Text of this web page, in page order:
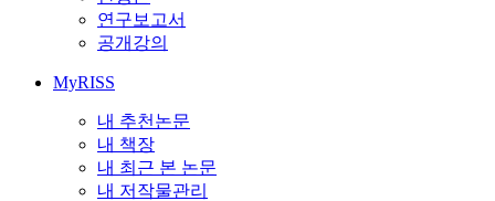
연구보고서
공개강의
MyRISS
내 추천논문
내 책장
내 최근 본 논문
내 저작물관리